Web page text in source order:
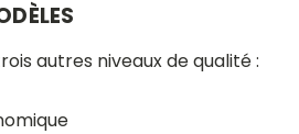
autres niveaux de qualité :